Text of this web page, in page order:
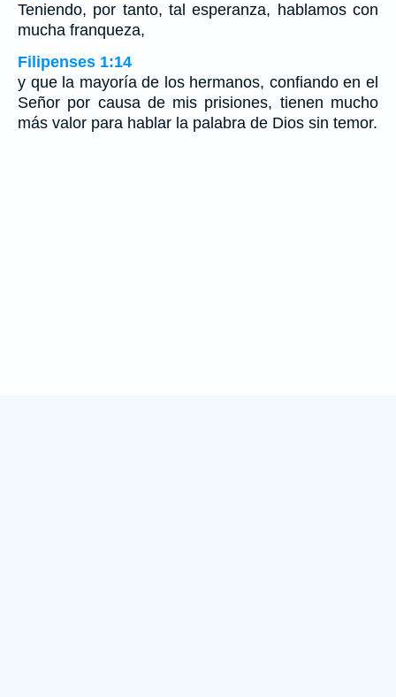
Teniendo, por tanto, tal esperanza, hablamos con
mucha franqueza,
Filipenses 1:14
y que la mayoría de los hermanos, confiando en el
Señor por causa de mis prisiones, tienen mucho
más valor para hablar la palabra de Dios sin temor.